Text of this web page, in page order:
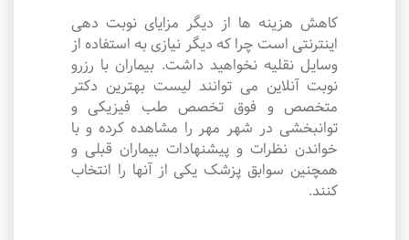
کاهش هزینه ها از دیگر مزایای نوبت دهی
اینترنتی است چرا که دیگر نیازی به استفاده از
وسایل نقلیه نخواهید داشت. بیماران با رزرو
نوبت آنلاین می توانند لیست بهترین دکتر
متخصص و فوق تخصص طب فیزیکی و
توانبخشی در شهر مهر را مشاهده کرده و با
خواندن نظرات و پیشنهادات بیماران قبلی و
همچنین سوابق پزشک یکی از آنها را انتخاب
کنند.